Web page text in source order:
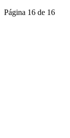
Página 16 de 16